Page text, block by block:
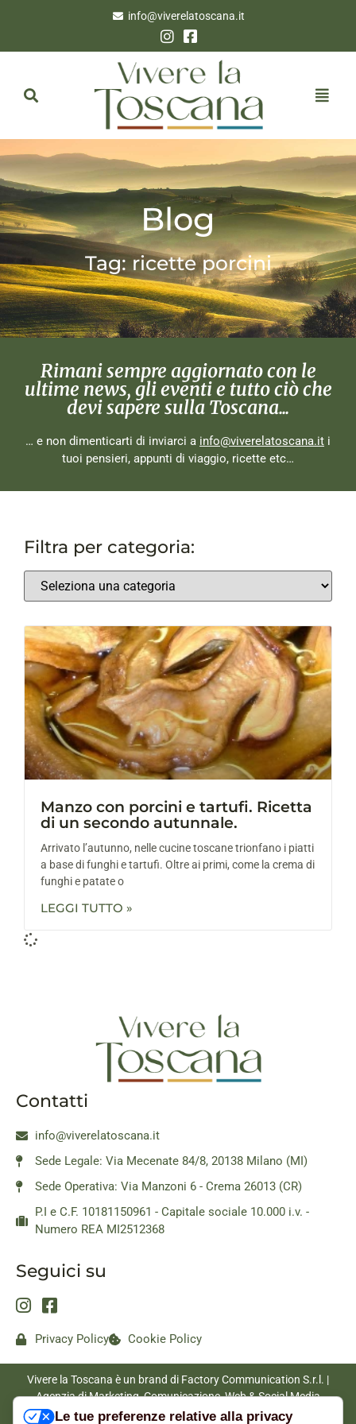
info@viverelatoscana.it
Blog
Tag: ricette porcini
Rimani sempre aggiornato con le
ultime news, gli eventi e tutto ciò che
devi sapere sulla Toscana...
… e non dimenticarti di inviarci a info@viverelatoscana.it i
tuoi pensieri, appunti di viaggio, ricette etc…
Filtra per categoria:
Manzo con porcini e tartufi. Ricetta
di un secondo autunnale.
Arrivato l’autunno, nelle cucine toscane trionfano i piatti
a base di funghi e tartufi. Oltre ai primi, come la crema di
funghi e patate o
LEGGI TUTTO »
Contatti
info@viverelatoscana.it
Sede Legale: Via Mecenate 84/8, 20138 Milano (MI)
Sede Operativa: Via Manzoni 6 - Crema 26013 (CR)
P.I e C.F. 10181150961 - Capitale sociale 10.000 i.v. -
Numero REA MI2512368
Seguici su
Privacy Policy Cookie Policy
Vivere la Toscana è un brand di Factory Communication S.r.l. |
Agenzia di Marketing, Comunicazione, Web & Social Media
|www.factorycommunication.it
Le tue preferenze relative alla privacy